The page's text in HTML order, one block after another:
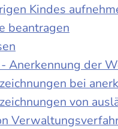
Kindes
beantragen
Anerkennung der
bei
von